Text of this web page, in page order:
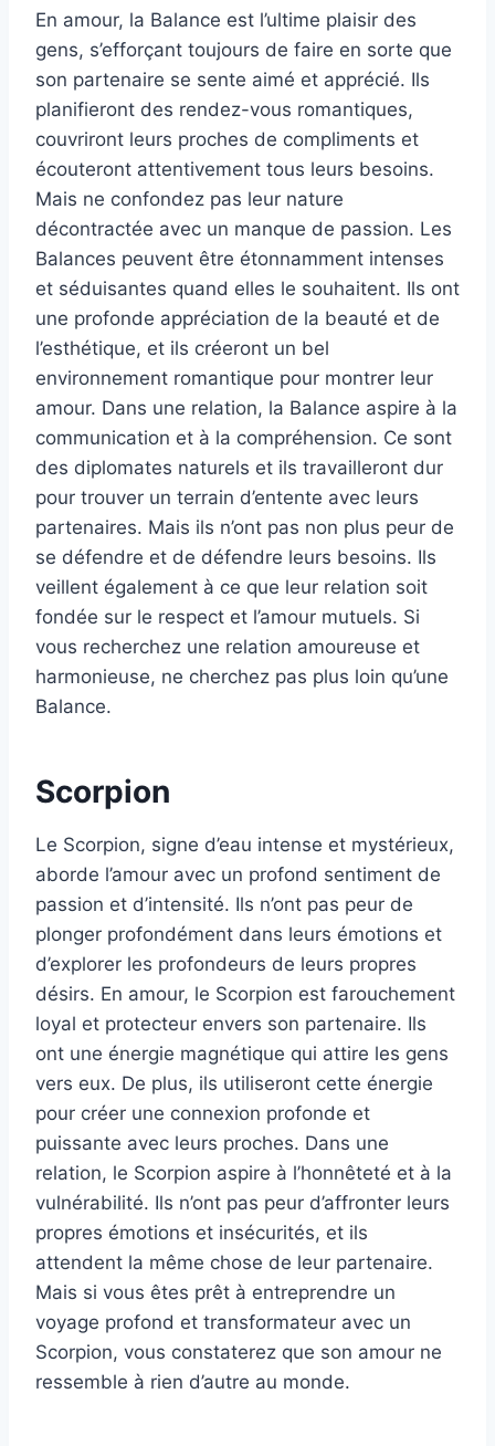
En amour, la Balance est l’ultime plaisir des
gens, s’efforçant toujours de faire en sorte que
son partenaire se sente aimé et apprécié. Ils
planifieront des rendez-vous romantiques,
couvriront leurs proches de compliments et
écouteront attentivement tous leurs besoins.
Mais ne confondez pas leur nature
décontractée avec un manque de passion. Les
Balances peuvent être étonnamment intenses
et séduisantes quand elles le souhaitent. Ils ont
une profonde appréciation de la beauté et de
l’esthétique, et ils créeront un bel
environnement romantique pour montrer leur
amour. Dans une relation, la Balance aspire à la
communication et à la compréhension. Ce sont
des diplomates naturels et ils travailleront dur
pour trouver un terrain d’entente avec leurs
partenaires. Mais ils n’ont pas non plus peur de
se défendre et de défendre leurs besoins. Ils
veillent également à ce que leur relation soit
fondée sur le respect et l’amour mutuels. Si
vous recherchez une relation amoureuse et
harmonieuse, ne cherchez pas plus loin qu’une
Balance.
Scorpion
Le Scorpion, signe d’eau intense et mystérieux,
aborde l’amour avec un profond sentiment de
passion et d’intensité. Ils n’ont pas peur de
plonger profondément dans leurs émotions et
d’explorer les profondeurs de leurs propres
désirs. En amour, le Scorpion est farouchement
loyal et protecteur envers son partenaire. Ils
ont une énergie magnétique qui attire les gens
vers eux. De plus, ils utiliseront cette énergie
pour créer une connexion profonde et
puissante avec leurs proches. Dans une
relation, le Scorpion aspire à l’honnêteté et à la
vulnérabilité. Ils n’ont pas peur d’affronter leurs
propres émotions et insécurités, et ils
attendent la même chose de leur partenaire.
Mais si vous êtes prêt à entreprendre un
voyage profond et transformateur avec un
Scorpion, vous constaterez que son amour ne
ressemble à rien d’autre au monde.